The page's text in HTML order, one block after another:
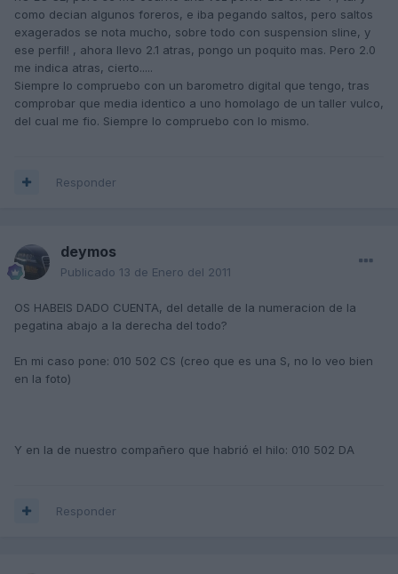
como decian algunos foreros, e iba pegando saltos, pero saltos
exagerados se nota mucho, sobre todo con suspension sline, y
ese perfil! , ahora llevo 2.1 atras, pongo un poquito mas. Pero 2.0
me indica atras, cierto.....
Siempre lo compruebo con un barometro digital que tengo, tras
comprobar que media identico a uno homolago de un taller vulco,
del cual me fio. Siempre lo compruebo con lo mismo.
Responder
deymos
Publicado 13 de Enero del 2011
OS HABEIS DADO CUENTA, del detalle de la numeracion de la
pegatina abajo a la derecha del todo?
En mi caso pone: 010 502 CS (creo que es una S, no lo veo bien
en la foto)
Y en la de nuestro compañero que habrió el hilo: 010 502 DA
Responder